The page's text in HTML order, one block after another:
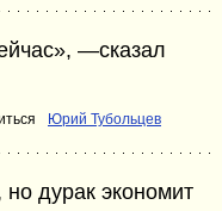
—сказал
Юрий Тубольцев
дурак экономит